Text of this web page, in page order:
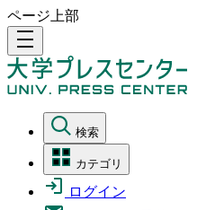
ページ上部
density_medium
検索
カテゴリ
ログイン